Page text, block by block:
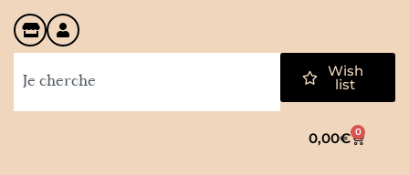
Wish
list
0,00€ 0